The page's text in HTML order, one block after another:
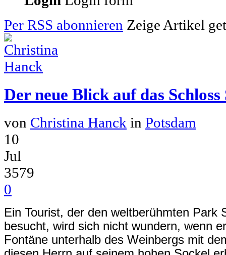
Per RSS abonnieren Zeige Artikel
Der neue Blick auf das Schloss
von Christina Hanck in Potsdam
10
Jul
3579
0
Ein Tourist, der den weltberühmten Park
besucht, wird sich nicht wundern, wenn
Fontäne unterhalb des Weinbergs mit